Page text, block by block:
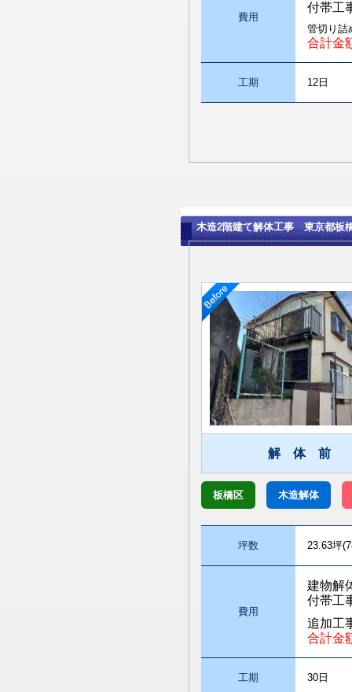
費用
付帯工
管切り詰
合計金
工期 12日
木造2階建て解体工事 東京都板
解 体 前
板橋区 木造解体
坪数 23.63坪
費用
建物解
付帯工
追加工
合計金
工期 30日